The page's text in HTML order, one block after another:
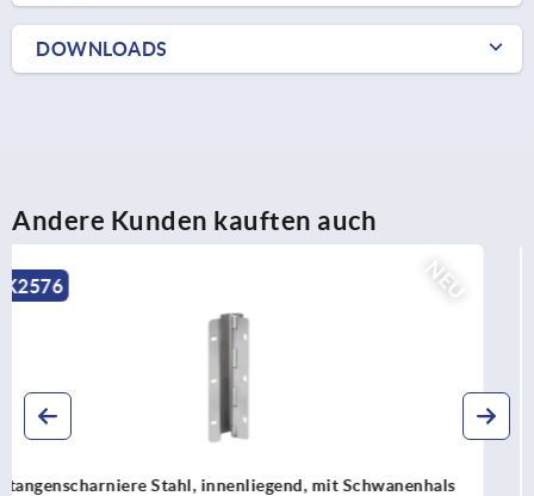
DOWNLOADS
Andere Kunden kauften auch
K2575
Stangenscharniere Stahl, innenliegend, mit Schwanenhals